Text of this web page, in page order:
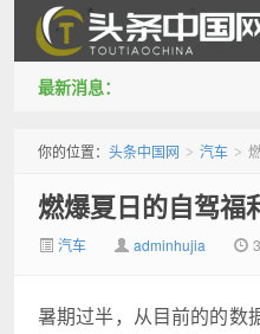
最新消息：
你的位置： 头条中国网 > 汽车 >
燃爆夏日的自驾福
汽车 adminhujia
暑期过半，从目前的的数